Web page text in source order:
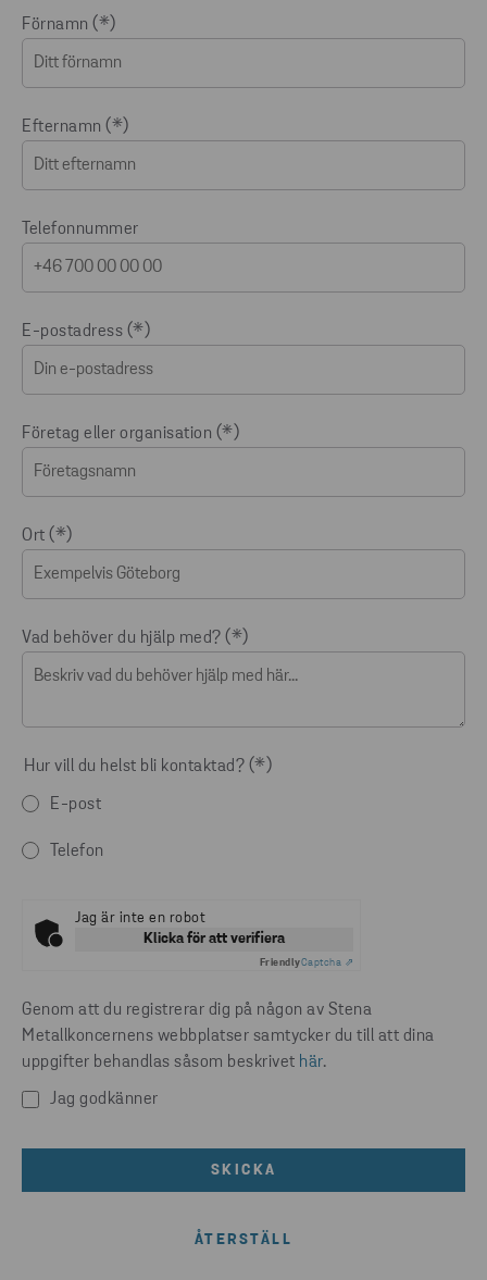
Förnamn
Efternamn
Telefonnummer
E-postadress
Företag eller organisation
Ort
Vad behöver du hjälp med?
Hur vill du helst bli kontaktad?
E-post
Telefon
Jag är inte en robot
Klicka för att verifiera
FriendlyCaptcha ⇗
Genom att du registrerar dig på någon av Stena
Metallkoncernens webbplatser samtycker du till att dina
uppgifter behandlas såsom beskrivet här.
Jag godkänner
SKICKA